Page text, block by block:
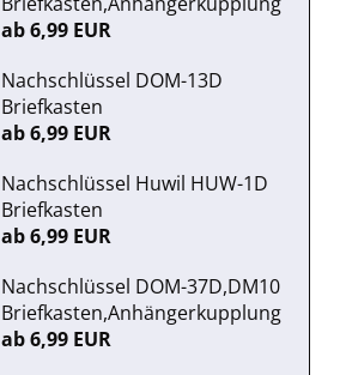
ab 6,99 EUR
Nachschlüssel DOM-13D
Briefkasten
ab 6,99 EUR
Nachschlüssel Huwil HUW-1D
Briefkasten
ab 6,99 EUR
Nachschlüssel DOM-37D,DM10
Briefkasten,Anhängerkupplung
ab 6,99 EUR